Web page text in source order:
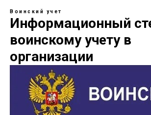
Воинский учет
Информационный
воинскому учету в
организации